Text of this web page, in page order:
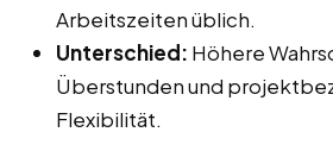
Arbeitszeiten üblich.
Unterschied: Höhere
Überstunden und
Flexibilität.